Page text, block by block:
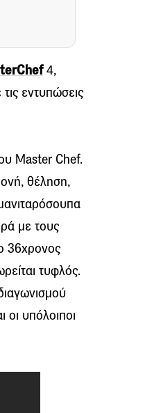
4,
εντυπώσεις
Master Chef.
θέληση,
με τους
36χρονος
τυφλός.
υπόλοιποι